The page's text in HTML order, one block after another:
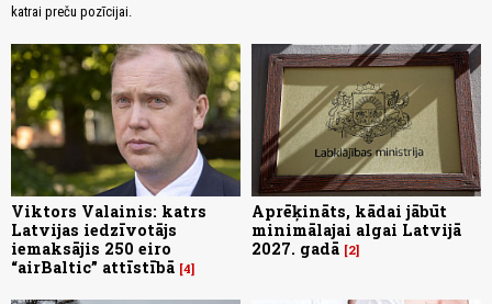
katrai preču pozīcijai.
Viktors Valainis: katrs
Latvijas iedzīvotājs
iemaksājis 250 eiro
“airBaltic” attīstībā 4
Aprēķināts, kādai jābūt
minimālajai algai Latvijā
2027. gadā 2